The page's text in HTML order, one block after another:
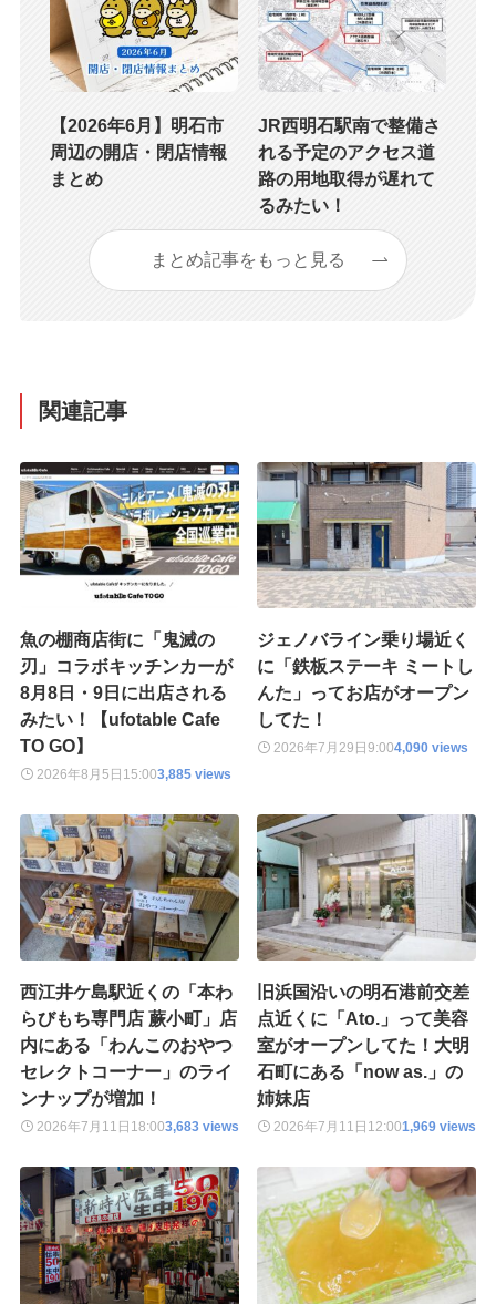
【2026年6月】明石市
周辺の開店・閉店情報
まとめ
JR西明石駅南で整備さ
れる予定のアクセス道
路の用地取得が遅れて
るみたい！
まとめ記事をもっと見る
関連記事
魚の棚商店街に「鬼滅の
刃」コラボキッチンカーが
8月8日・9日に出店される
みたい！【ufotable Cafe
TO GO】
2026年8月5日 15:003,885 views
ジェノバライン乗り場近く
に「鉄板ステーキ ミートし
んた」ってお店がオープン
してた！
2026年7月29日9:004,090 views
西江井ケ島駅近くの「本わ
らびもち専門店 蕨小町」店
内にある「わんこのおやつ
セレクトコーナー」のライ
ンナップが増加！
2026年7月11日 18:003,683 views
旧浜国沿いの明石港前交差
点近くに「Ato.」って美容
室がオープンしてた！大明
石町にある「now as.」の
姉妹店
2026年7月11日 12:001,969 views